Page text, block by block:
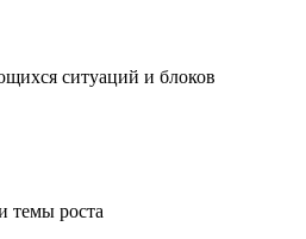
ситуаций и блоков
темы роста